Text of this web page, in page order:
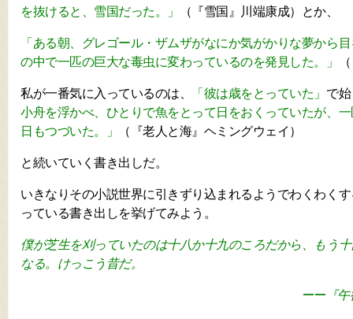
を抜けると、雪国だった。」
（『雪国』川端康成）とか、
「ある朝、グレゴール・ザムザがなにか気がかりな夢から
の中で一匹の巨大な毒虫に変わっているのを発見した。」
私が一番気に入っているのは、 「彼は歳をとっていた」 で
小舟を浮かべ、ひとりで魚をとって日をおくっていたが、
日もつづいた。」
（ 『老人と海』ヘミングウェイ）
と続いていく書き出しだ。
いきなりその小説世界に引きずり込まれるようでわくわく
っている書き出しを挙げてみよう。
僕が芝生を刈っていたのは十八か十九のころだから、もう
なる。けっこう昔だ。
ーー『